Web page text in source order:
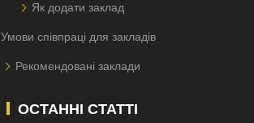
Як додати заклад
Умови співпраці для закладів
Рекомендовані заклади
ОСТАННІ СТАТТІ